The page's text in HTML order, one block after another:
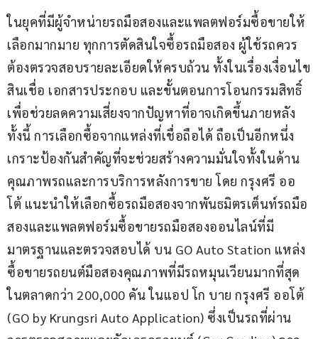
ในยุคที่มีผู้จำหน่ายรถมือสองและแพลตฟอร์มซื้อขายให้
เลือกมากมาย ทุกการตัดสินใจซื้อรถมือสอง ผู้ใช้รถควร
ต้องตรวจสอบรายละเอียดให้ครบถ้วน ทั้งในเรื่องเงื่อนไข
สินเชื่อ เอกสารประกอบ และขั้นตอนการโอนกรรมสิทธิ์
เพื่อช่วยลดความเสี่ยงจากปัญหาที่อาจเกิดขึ้นภายหลัง
ทั้งนี้ การเลือกซื้อจากแหล่งที่เชื่อถือได้ ถือเป็นอีกหนึ่ง
เกราะป้องกันสำคัญที่จะช่วยสร้างความมั่นใจทั้งในด้าน
คุณภาพรถและการบริการหลังการขาย โดย กรุงศรี ออ
โต้ แนะนำให้เลือกซื้อรถมือสองจากพันธมิตรเต็นท์รถมือ
สองและแพลตฟอร์มซื้อขายรถมือสองออนไลน์ที่มี
มาตรฐานและตรวจสอบได้ บน GO Auto Station แหล่ง
ซื้อขายรถยนต์มือสองคุณภาพที่มีรถหมุนเวียนมากที่สุด
ในตลาดกว่า 200,000 คัน ในแอป โก บาย กรุงศรี ออโต้
(GO by Krungsri Auto Application) ซึ่งเป็นรถที่ผ่าน